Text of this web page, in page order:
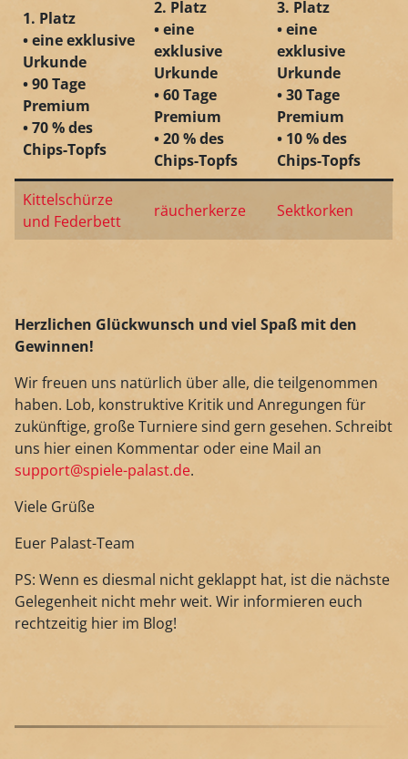
1. Platz
• eine exklusive
Urkunde
• 90 Tage
Premium
• 70 % des
Chips-Topfs
2. Platz
• eine
exklusive
Urkunde
• 60 Tage
Premium
• 20 % des
Chips-Topfs
3. Platz
• eine
exklusive
Urkunde
• 30 Tage
Premium
• 10 % des
Chips-Topfs
Kittelschürze
und Federbett
räucherkerze Sektkorken
Herzlichen Glückwunsch und viel Spaß mit den
Gewinnen!
Wir freuen uns natürlich über alle, die teilgenommen
haben. Lob, konstruktive Kritik und Anregungen für
zukünftige, große Turniere sind gern gesehen. Schreibt
uns hier einen Kommentar oder eine Mail an
support@spiele-palast.de.
Viele Grüße
Euer Palast-Team
PS: Wenn es diesmal nicht geklappt hat, ist die nächste
Gelegenheit nicht mehr weit. Wir informieren euch
rechtzeitig hier im Blog!